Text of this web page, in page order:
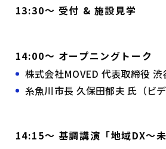
13:30〜 受付 & 施設見学
14:00〜 オープニングトーク
株式会社MOVED 代表取締役 渋
糸魚川市長 久保田郁夫 氏（ビ
14:15〜 基調講演「地域DX〜未